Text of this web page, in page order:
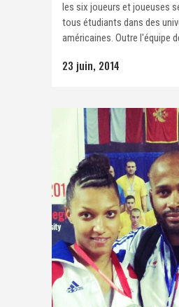
les six joueurs et joueuses
tous étudiants dans des
américaines. Outre l'équipe
23 juin, 2014